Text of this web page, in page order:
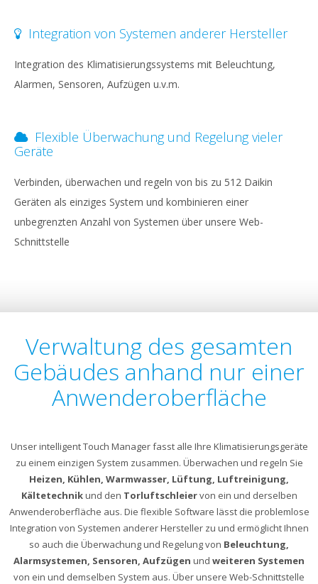
Integration von Systemen anderer Hersteller
Integration des Klimatisierungssystems mit Beleuchtung,
Alarmen, Sensoren, Aufzügen u.v.m.
Flexible Überwachung und Regelung vieler
Geräte
Verbinden, überwachen und regeln von bis zu 512 Daikin
Geräten als einziges System und kombinieren einer
unbegrenzten Anzahl von Systemen über unsere Web-
Schnittstelle
Verwaltung des gesamten
Gebäudes anhand nur einer
Anwenderoberfläche
Unser intelligent Touch Manager fasst alle Ihre Klimatisierungsgeräte
zu einem einzigen System zusammen. Überwachen und regeln Sie
Heizen, Kühlen, Warmwasser, Lüftung, Luftreinigung,
Kältetechnikund den Torluftschleiervon ein und derselben
Anwenderoberfläche aus. Die flexible Software lässt die problemlose
Integration von Systemen anderer Hersteller zu und ermöglicht Ihnen
so auch die Überwachung und Regelung von Beleuchtung,
Alarmsystemen, Sensoren, Aufzügen und weiteren Systemen
von ein und demselben System aus. Über unsere Web-Schnittstelle